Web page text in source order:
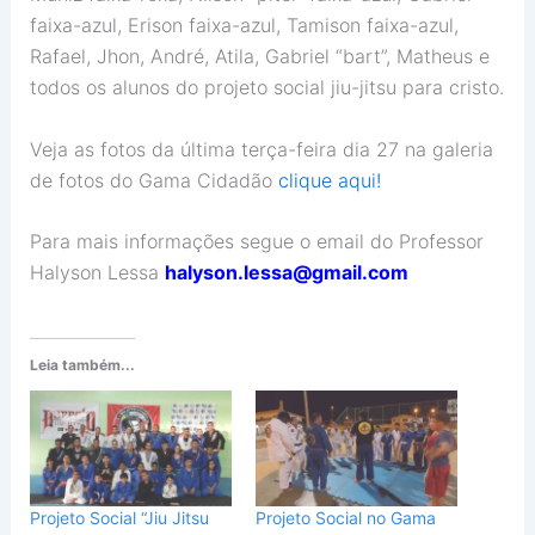
faixa-azul, Erison faixa-azul, Tamison faixa-azul,
Rafael, Jhon, André, Atila, Gabriel “bart”, Matheus e
todos os alunos do projeto social jiu-jitsu para cristo.
Veja as fotos da última terça-feira dia 27 na galeria
de fotos do Gama Cidadão clique aqui!
Para mais informações segue o email do Professor
Halyson Lessa halyson.lessa@gmail.com
Leia também...
Projeto Social “Jiu Jitsu
Projeto Social no Gama